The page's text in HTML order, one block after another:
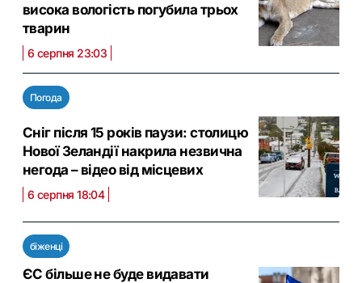
висока вологість погубила трьох
тварин
6 серпня 23:03
Погода
Сніг після 15 років паузи: столицю
Нової Зеландії накрила незвична
негода – відео від місцевих
6 серпня 18:04
біженці
ЄС більше не буде видавати